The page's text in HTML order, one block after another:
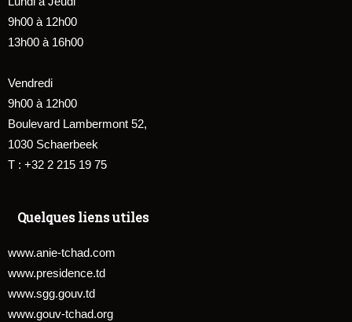
9h00 à 12h00
13h00 à 16h00
Vendredi
9h00 à 12h00
Boulevard Lambermont 52,
1030 Schaerbeek
T : +32 2 215 19 75
Quelques liens utiles
www.anie-tchad.com
www.presidence.td
www.sgg.gouv.td
www.gouv-tchad.org